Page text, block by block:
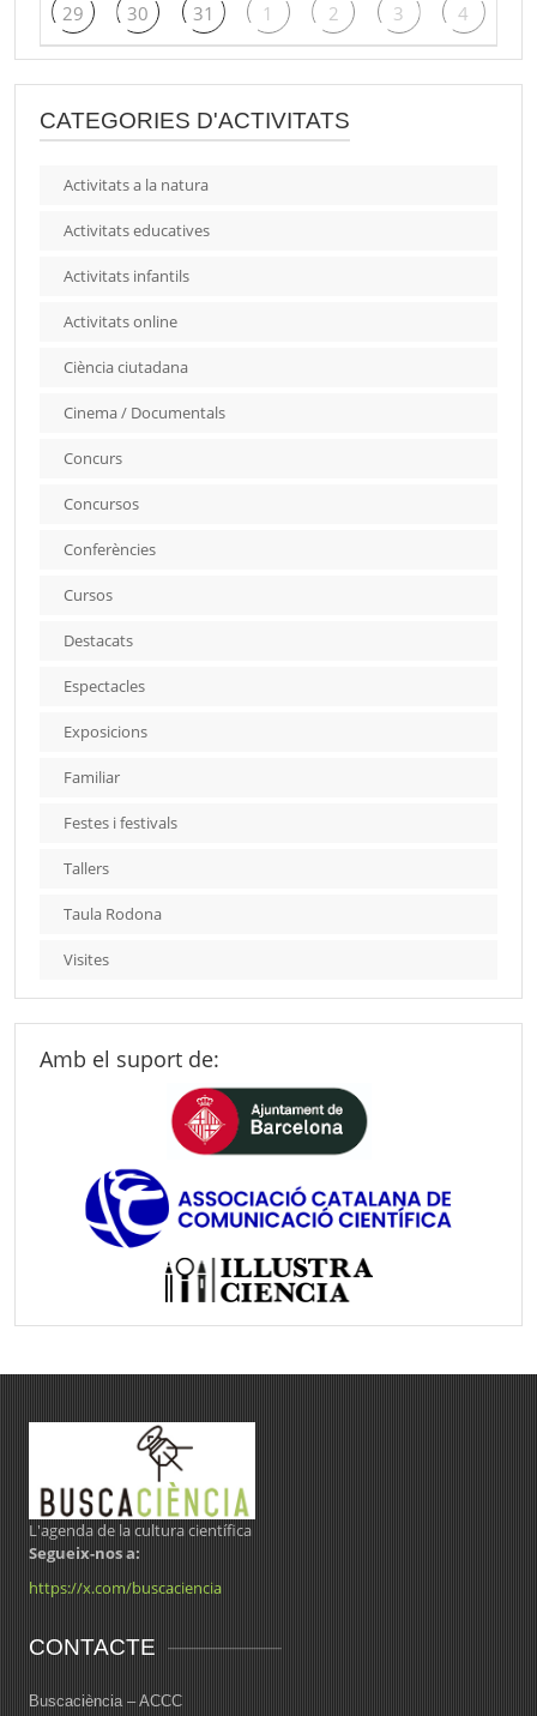
29 30 31 1 2 3 4
CATEGORIES D'ACTIVITATS
Activitats a la natura
Activitats educatives
Activitats infantils
Activitats online
Ciència ciutadana
Cinema / Documentals
Concurs
Concursos
Conferències
Cursos
Destacats
Espectacles
Exposicions
Familiar
Festes i festivals
Tallers
Taula Rodona
Visites
Amb el suport de:
L'agenda de la cultura científica
Segueix-nos a:
https://x.com/buscaciencia
CONTACTE
Buscaciència – ACCC